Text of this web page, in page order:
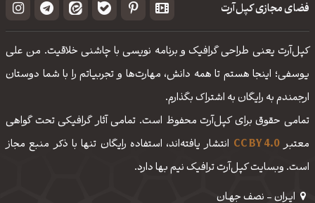
فضای مجازی کپل‌آرت
کپل‌آرت یعنی طراحی گرافیک و برنامه نویسی با چاشنی خلاقیت. من علی
یوسفی؛ اینجا هستم تا همه دانش، مهارت‌‌ها و تجربیاتم را با شما دوستان
ارجمندم به رایگان به اشتراک بگذارم.
تمامی حقوق برای کپل‌آرت محفوظ است. تمامی آثار گرافیکی تحت گواهی
معتبرCC BY 4.0 انتشار یافته‌اند، استفاده رایگان تنها با ذکر منبع مجاز
است. وبسایت کپل‌آرت ترافیک نیم بها دارد.
ایـران - نصف جهـان